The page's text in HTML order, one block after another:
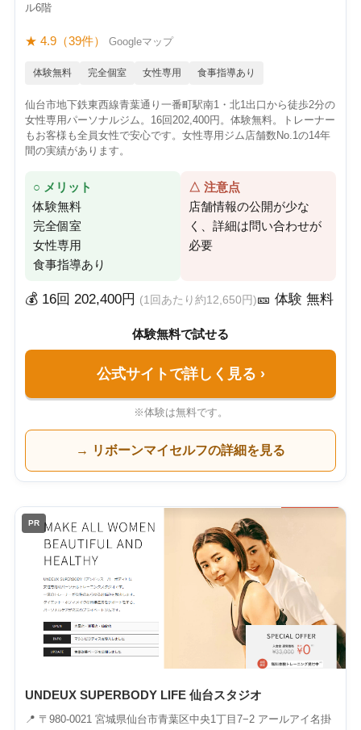
ル6階
★ 4.9（39件） Googleマップ
体験無料 完全個室 女性専用 食事指導あり
仙台市地下鉄東西線青葉通り一番町駅南1・北1出口から徒歩2分の
女性専用パーソナルジム。16回202,400円。体験無料。トレーナー
もお客様も全員女性で安心です。女性専用ジム店舗数No.1の14年
間の実績があります。
○ メリット
体験無料
完全個室
女性専用
食事指導あり
△ 注意点
店舗情報の公開が少な
く、詳細は問い合わせが
必要
💰 16回 202,400円 (1回あたり約12,650円)🎫 体験 無料
体験無料で試せる
公式サイトで詳しく見る ›
※体験は無料です。
→ リボーンマイセルフの詳細を見る
PR
UNDEUX SUPERBODY LIFE 仙台スタジオ
📍 〒980-0021 宮城県仙台市青葉区中央1丁目7−2 アールアイ名掛